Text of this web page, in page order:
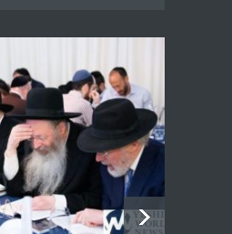
Alarma en Israel: Crece el
temor de que el apoyo
bipartidista estadounidense
haya sufrido un daño
permanente
Israel y Medio Oriente
7 agosto 2026